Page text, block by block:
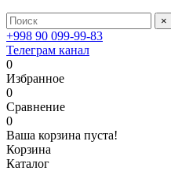
×
+998 90 099-99-83
Телеграм канал
0
Избранное
0
Сравнение
0
Ваша корзина пуста!
Корзина
Каталог